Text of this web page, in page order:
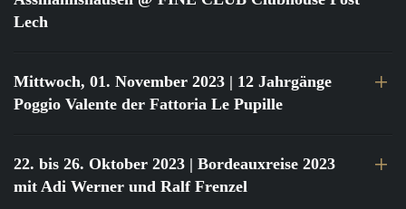
Lech
Mittwoch, 01. November 2023 | 12 Jahrgänge
Poggio Valente der Fattoria Le Pupille
22. bis 26. Oktober 2023 | Bordeauxreise 2023
mit Adi Werner und Ralf Frenzel